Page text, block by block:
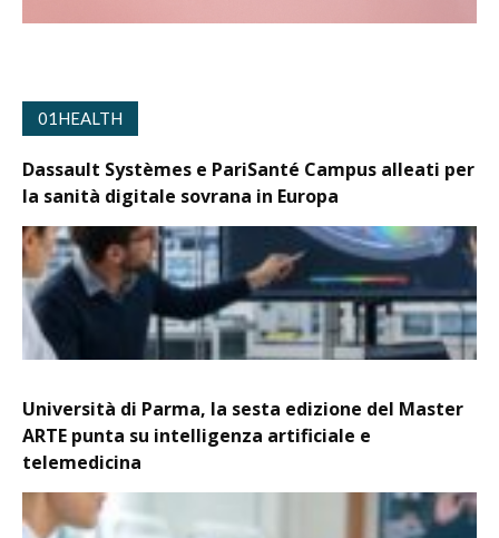
01HEALTH
Dassault Systèmes e PariSanté Campus alleati per
la sanità digitale sovrana in Europa
Università di Parma, la sesta edizione del Master
ARTE punta su intelligenza artificiale e
telemedicina